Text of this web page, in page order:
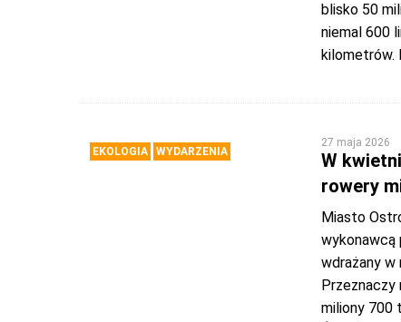
blisko 50
niemal 600
kilometrów.
EKOLOGIA WYDARZENIA
27 maja 2026
W
rowery
Miasto
wykonawcą
wdrażany w
Przeznaczy
miliony 700